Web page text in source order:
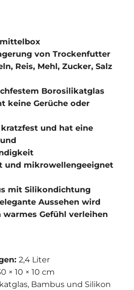
von Trockenfutter
Reis, Mehl, Zucker, Salz
Borosilikatglas
keine Gerüche oder
und hat eine
und mikrowellengeeignet
mit Silikondichtung
Aussehen wird
warmes Gefühl verleihen
2,4 Liter
× 10 × 10 cm
Bambus und Silikon